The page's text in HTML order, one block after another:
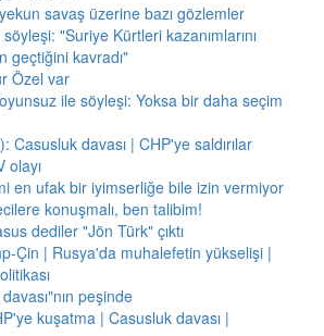
savaş üzerine bazı gözlemler
"Suriye Kürtleri kazanımlarını
geçtiğini kavradı"
Özel var
ile söyleşi: Yoksa bir daha seçim
Casusluk davası | CHP'ye saldırılar
olayı
en ufak bir iyimserliğe bile izin vermiyor
konuşmalı, ben talibim!
dediler "Jön Türk" çıktı
Çin | Rusya'da muhalefetin yükselişi |
peşinde
kuşatma | Casusluk davası |